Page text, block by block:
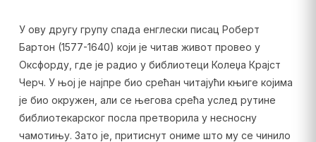
У ову другу групу спада енглески писац Роберт
Бартон (1577-1640) који је читав живот провео у
Оксфорду, где је радио у библиотеци Колеџа Крајст
Черч. У њој је најпре био срећан читајући књиге којима
је био окружен, али се његова срећа услед рутине
библиотекарског посла претворила у несносну
чамотињу. Зато је, притиснут ониме што му се чинило